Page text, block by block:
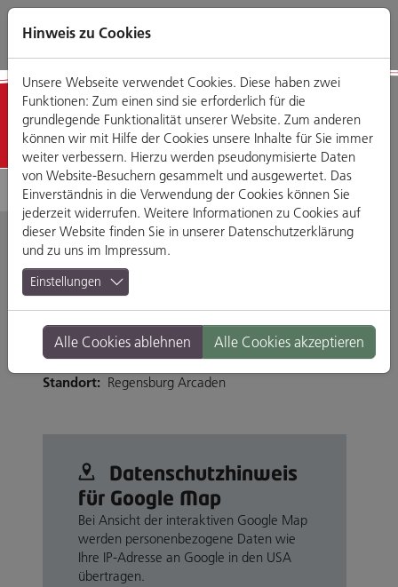
Direkt
zum
Zum
Hauptmenü
Zum
Footermenü
Zur
Website-
Detailansicht
Paprika Fashion
Friedenstraße 23, 93053 Regensburg
Tel. 0941-59998944
Branche: Mode, Accessoires & Schmuck
Standort: Regensburg Arcaden
Datenschutz­hinweis
für Google Map
Bei Ansicht der interaktiven Google Map
werden personenbezogene Daten wie
Ihre IP-Adresse an Google in den USA
übertragen.
Hinweis zu Cookies
Unsere Webseite verwendet Cookies. Diese haben zwei
Funktionen: Zum einen sind sie erforderlich für die
grundlegende Funktionalität unserer Website. Zum anderen
können wir mit Hilfe der Cookies unsere Inhalte für Sie immer
weiter verbessern. Hierzu werden pseudonymisierte Daten
von Website-Besuchern gesammelt und ausgewertet. Das
Einverständnis in die Verwendung der Cookies können Sie
jederzeit widerrufen. Weitere Informationen zu Cookies auf
dieser Website finden Sie in unserer Datenschutzerklärung
und zu uns im Impressum.
Einstellungen
Alle Cookies ablehnen Alle Cookies akzeptieren